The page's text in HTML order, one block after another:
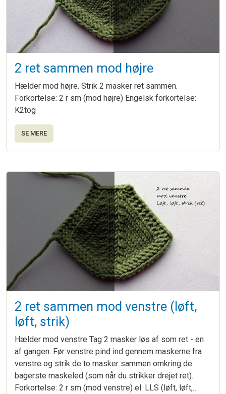
2 ret sammen mod højre
Hælder mod højre. Strik 2 masker ret sammen.
Forkortelse: 2 r sm (mod højre) Engelsk forkortelse:
K2tog
SE MERE
2 ret sammen mod venstre (løft,
løft, strik)
Hælder mod venstre Tag 2 masker løs af som ret - en
af gangen. Før venstre pind ind gennem maskerne fra
venstre og strik de to masker sammen omkring de
bagerste maskeled (som når du strikker drejet ret).
Forkortelse: 2 r sm (mod venstre) el. LLS (løft, løft,…